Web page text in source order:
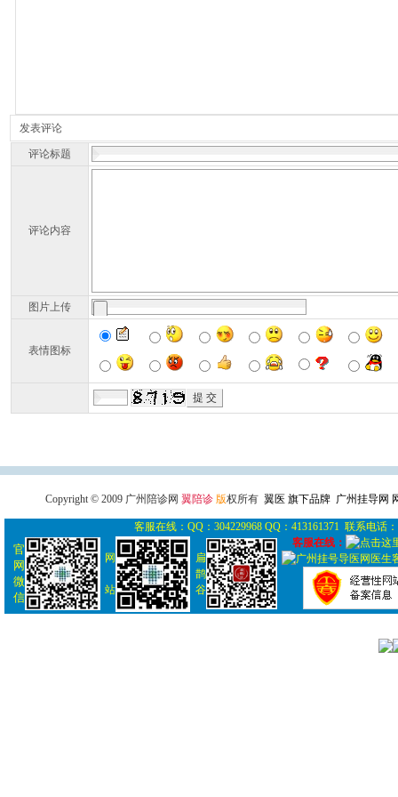
发表评论
评论标题
评论内容
图片上传
表情图标
Copyright © 2009 广州陪诊网 翼陪诊 版权所有 翼医 旗下品牌 广州挂导网
客服在线：QQ：304229968 QQ：413161371 联系电话
官
网
微
信
网
站
扁
鹊
谷
客服在线：